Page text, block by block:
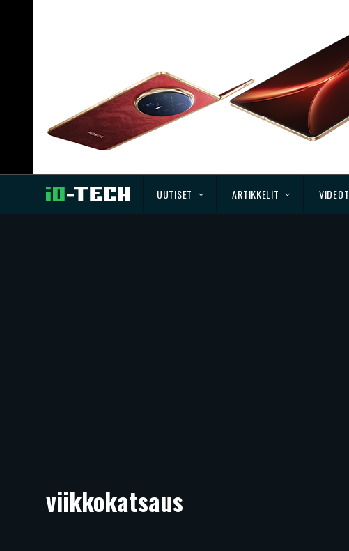
UUTISET ARTIKKELIT VIDEOT
viikkokatsaus